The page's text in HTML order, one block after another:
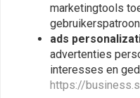
het Europees keurmerk.
een motorfiets in
nodig heeft, wordt er bij
op het geluidsniveau. Een
tijden voorzien zijn van het
marketingtools
ads
advertenties
interesses en
https://